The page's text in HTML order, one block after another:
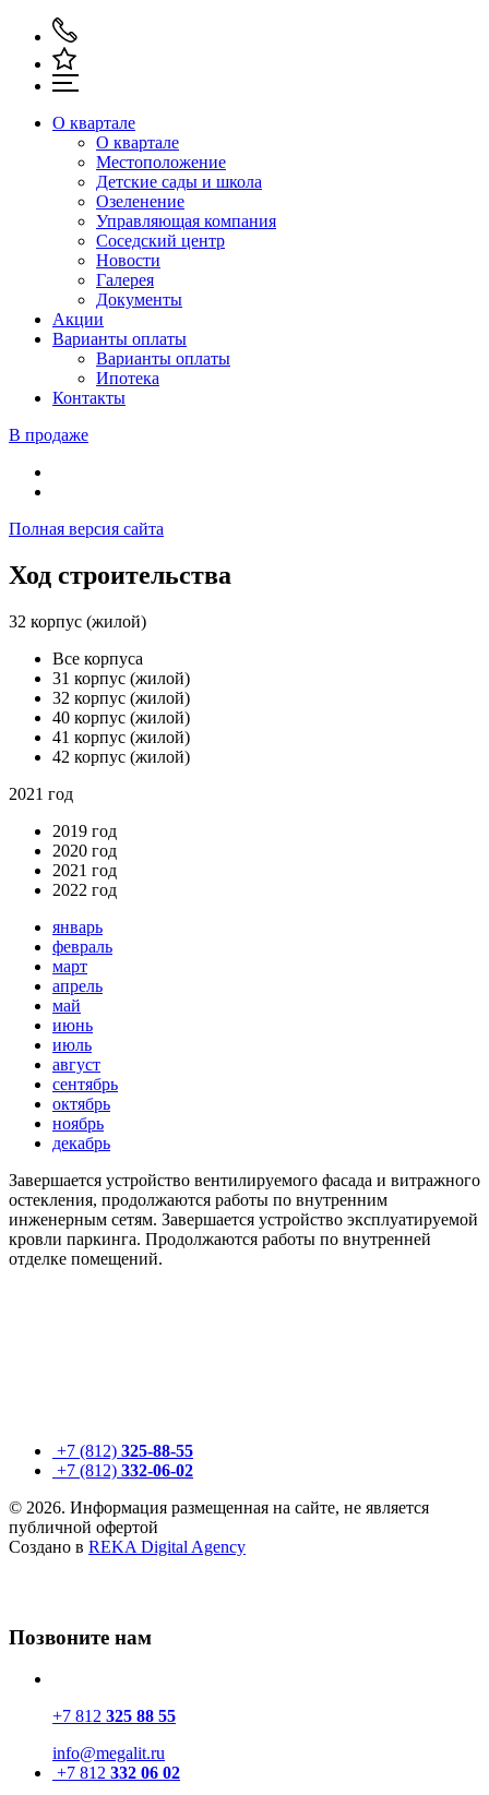
О квартале
О квартале
Местоположение
Детские сады и школа
Озеленение
Управляющая компания
Соседский центр
Новости
Галерея
Документы
Акции
Варианты оплаты
Варианты оплаты
Ипотека
Контакты
В продаже
Полная версия сайта
Ход строительства
32 корпус (жилой)
Все корпуса
31 корпус (жилой)
32 корпус (жилой)
40 корпус (жилой)
41 корпус (жилой)
42 корпус (жилой)
2021 год
2019 год
2020 год
2021 год
2022 год
январь
февраль
март
апрель
май
июнь
июль
август
сентябрь
октябрь
ноябрь
декабрь
Завершается устройство вентилируемого фасада и витражного
остекления, продолжаются работы по внутренним
инженерным сетям. Завершается устройство эксплуатируемой
кровли паркинга. Продолжаются работы по внутренней
отделке помещений.
+7 (812) 325-88-55
+7 (812) 332-06-02
© 2026. Информация размещенная на сайте, не является
публичной офертой
Создано в REKA Digital Agency
Позвоните нам
+7 812 325 88 55
info@megalit.ru
+7 812 332 06 02